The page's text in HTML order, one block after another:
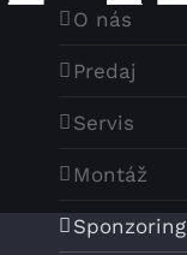
O nás
Predaj
Servis
Montáž
Sponzoring